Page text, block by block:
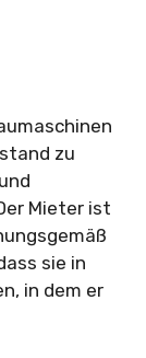
zu
Mieter ist
sie in
in dem er